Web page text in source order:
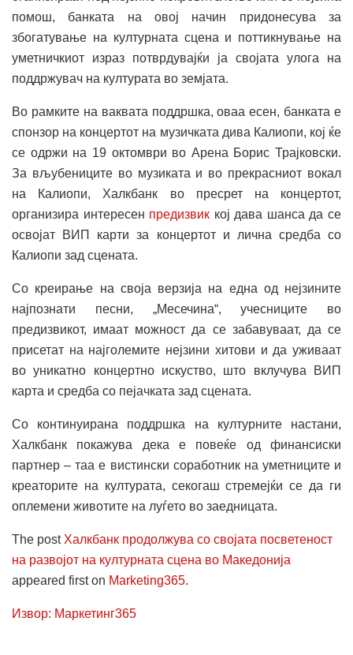
помош, банката на овој начин придонесува за
збогатување на културната сцена и поттикнување на
уметничкиот израз потврдувајќи ја својата улога на
поддржувач на културата во земјата.
Во рамките на ваквата поддршка, оваа есен, банката е
спонзор на концертот на музичката дива Калиопи, кој ќе
се одржи на 19 октомври во Арена Борис Трајковски.
За вљубениците во музиката и во прекрасниот вокал
на Калиопи, Халкбанк во пресрет на концертот,
организира интересен предизвик кој дава шанса да се
освојат ВИП карти за концертот и лична средба со
Калиопи зад сцената.
Со креирање на своја верзија на една од нејзините
најпознати песни, „Месечина“, учесниците во
предизвикот, имаат можност да се забавуваат, да се
присетат на најголемите нејзини хитови и да уживаат
во уникатно концертно искуство, што вклучува ВИП
карта и средба со пејачката зад сцената.
Со континуирана поддршка на културните настани,
Халкбанк покажува дека е повеќе од финансиски
партнер – таа е вистински соработник на уметниците и
креаторите на културата, секогаш стремејќи се да ги
оплемени животите на луѓето во заедницата.
The post Халкбанк продолжува со својата посветеност
на развојот на културната сцена во Македонија
appeared first on Marketing365.
Извор: Маркетинг365